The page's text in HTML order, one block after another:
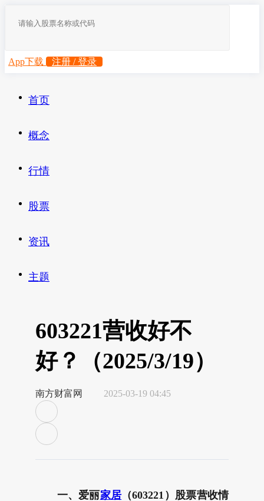
App下载 注册 / 登录
首页
概念
行情
股票
资讯
主题
603221营收好不
好？（2025/3/19）
南方财富网 2025-03-19 04:45
一、爱丽家居 （603221）股票营收情